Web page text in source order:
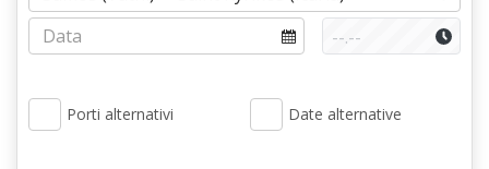
Porti alternativi Date alternative